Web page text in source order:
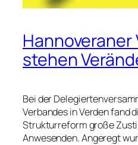
Hannoveraner
stehen
Bei der
Verbandes in Verden fand
Strukturreform große
Anwesenden. Angeregt